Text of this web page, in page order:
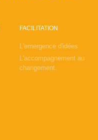
FACILITATION
L'emergence d'idées
L'accompagnement au
changement.